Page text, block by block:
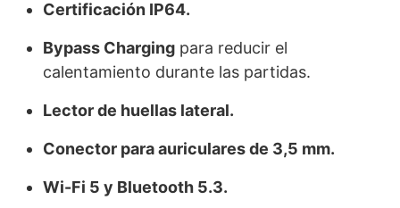
Certificación IP64.
Bypass Charging para reducir el
calentamiento durante las partidas.
Lector de huellas lateral.
Conector para auriculares de 3,5 mm.
Wi-Fi 5 y Bluetooth 5.3.